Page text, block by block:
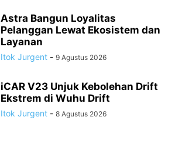
Astra Bangun Loyalitas
Pelanggan Lewat Ekosistem dan
Layanan
Itok Jurgent - 9 Agustus 2026
iCAR V23 Unjuk Kebolehan Drift
Ekstrem di Wuhu Drift
Itok Jurgent - 8 Agustus 2026